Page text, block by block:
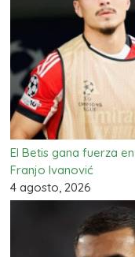
El Betis gana fuerza
Franjo Ivanović
4 agosto, 2026